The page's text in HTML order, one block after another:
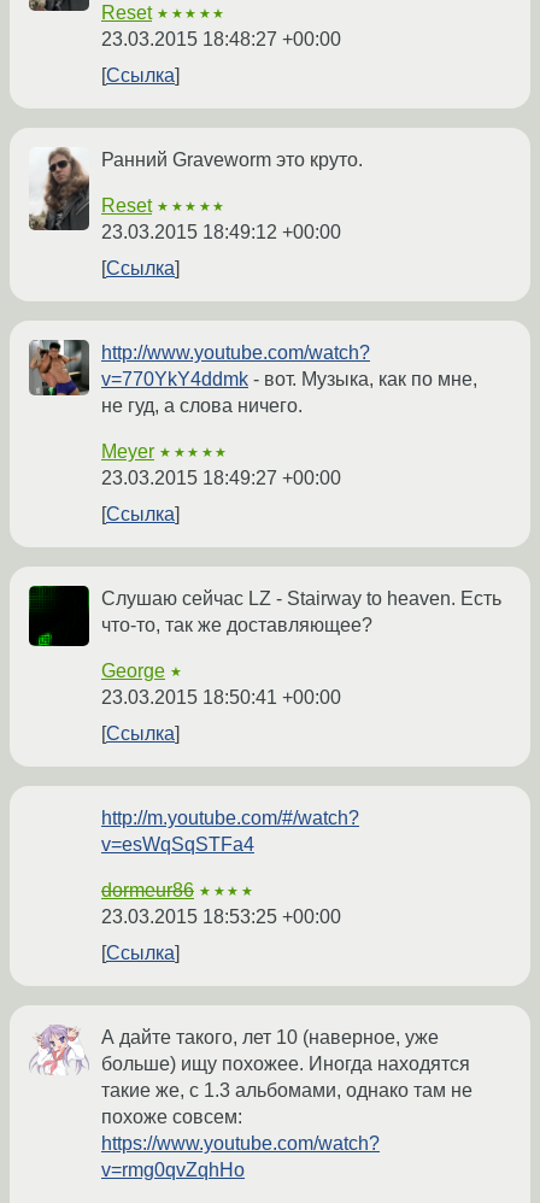
Reset ★★★★★
23.03.2015 18:48:27 +00:00
Ссылка
Ранний Graveworm это круто.
Reset ★★★★★
23.03.2015 18:49:12 +00:00
Ссылка
http://www.youtube.com/watch?
v=770YkY4ddmk - вот. Музыка, как по мне,
не гуд, а слова ничего.
Meyer ★★★★★
23.03.2015 18:49:27 +00:00
Ссылка
Слушаю сейчас LZ - Stairway to heaven. Есть
что-то, так же доставляющее?
George ★
23.03.2015 18:50:41 +00:00
Ссылка
http://m.youtube.com/#/watch?
v=esWqSqSTFa4
dormeur86 ★★★★
23.03.2015 18:53:25 +00:00
Ссылка
А дайте такого, лет 10 (наверное, уже
больше) ищу похожее. Иногда находятся
такие же, с 1.3 альбомами, однако там не
похоже совсем:
https://www.youtube.com/watch?
v=rmg0qvZqhHo